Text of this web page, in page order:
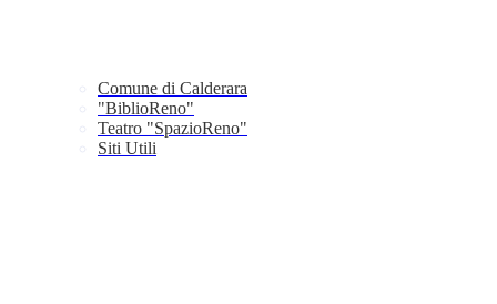
Comune di Calderara
"BiblioReno"
Teatro "SpazioReno"
Siti Utili